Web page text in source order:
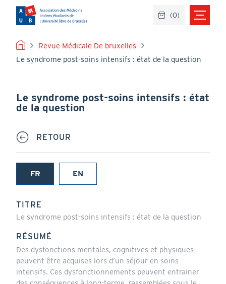
contenu
principal
FIL
D'ARIANE
Revue Médicale De bruxelles
Le syndrome post-soins intensifs : état de la question
Le syndrome post-soins intensifs : état
de la question
RETOUR
FR
(onglet
EN
TITRE
Le syndrome post-soins intensifs : état de la question
RÉSUMÉ
Des dysfonctions mentales, cognitives et physiques
peuvent être acquises lors d’un séjour en soins
intensifs. Ces dysfonctionnements peuvent entrainer
(0)